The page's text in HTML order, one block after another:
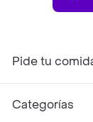
Pide tu
Categorías